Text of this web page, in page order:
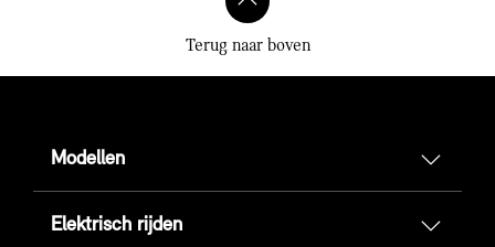
Terug naar boven
Modellen
Elektrisch rijden